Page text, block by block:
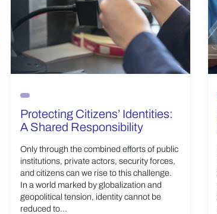
Protecting Citizens’ Identities:
A Shared Responsibility
Only through the combined efforts of public
institutions, private actors, security forces,
and citizens can we rise to this challenge.
In a world marked by globalization and
geopolitical tension, identity cannot be
reduced to...